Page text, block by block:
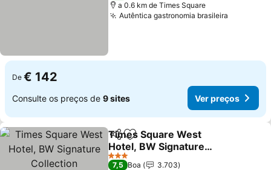
a 0.6 km de Times Square
Autêntica gastronomia brasileira
De € 142
Consulte os preços de 9 sites Ver preços
PartilharAdicionar aos favoritos
Times Square West
Hotel, BW Signature
Collection
3 Estrelas
7,5 Boa
3.703